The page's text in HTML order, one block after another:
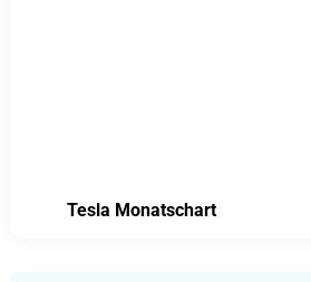
Tesla Monatschart